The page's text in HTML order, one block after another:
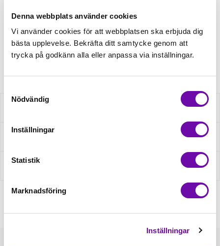
Denna webbplats använder cookies
Vi använder cookies för att webbplatsen ska erbjuda dig
bästa upplevelse. Bekräfta ditt samtycke genom att
trycka på godkänn alla eller anpassa via inställningar.
Nödvändig
Inställningar
Statistik
Marknadsföring
Inställningar
Finns i lager
Artikelnr: 202098007